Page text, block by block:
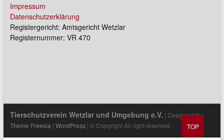
Impressum
Datenschutzerklärung
Registergericht: Amtsgericht Wetzlar
Registernummer: VR 470
Tierschutzverein Wetzlar und Umgebung e.V. | Designed by:
Theme Freesia | WordPress| © Copyright All right reserved TOP